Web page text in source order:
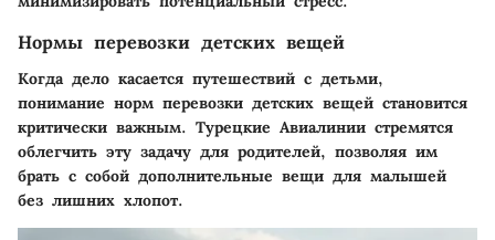
Нормы перевозки детских вещей
Когда дело касается путешествий с детьми,
понимание норм перевозки детских вещей становится
критически важным. Турецкие Авиалинии стремятся
облегчить эту задачу для родителей, позволяя им
брать с собой дополнительные вещи для малышей
без лишних хлопот.